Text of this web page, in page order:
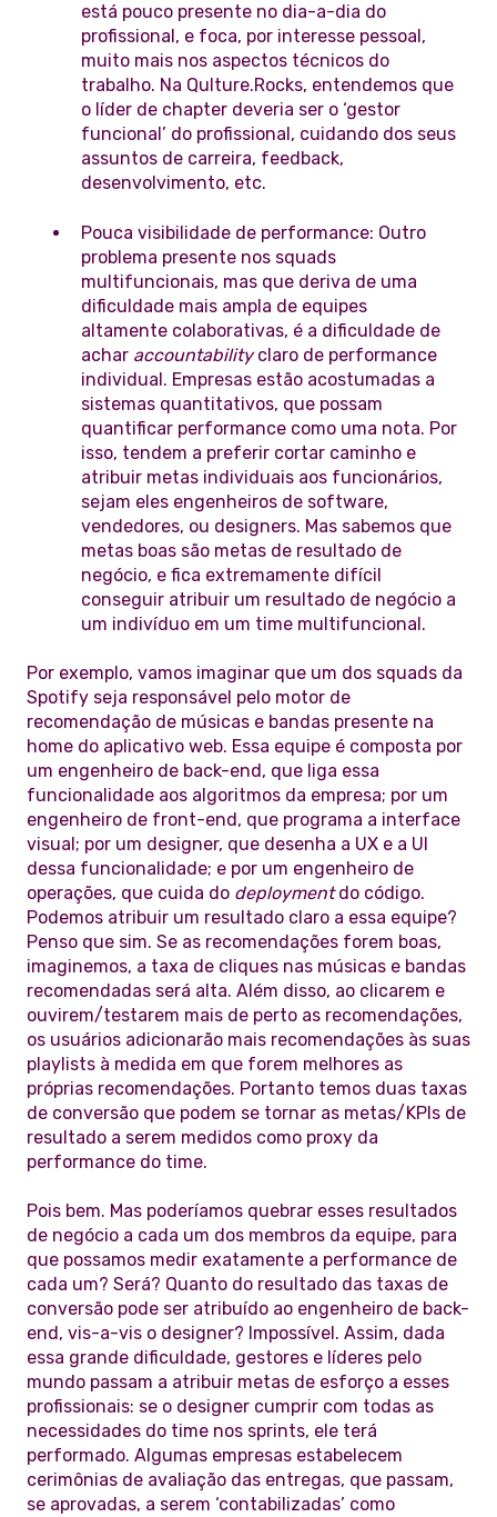
está pouco presente no dia-a-dia do
profissional, e foca, por interesse pessoal,
muito mais nos aspectos técnicos do
trabalho. Na Qulture.Rocks, entendemos que
o líder de chapter deveria ser o ‘gestor
funcional’ do profissional, cuidando dos seus
assuntos de carreira, feedback,
desenvolvimento, etc.
Pouca visibilidade de performance: Outro
problema presente nos squads
multifuncionais, mas que deriva de uma
dificuldade mais ampla de equipes
altamente colaborativas, é a dificuldade de
achar accountabilityclaro de performance
individual. Empresas estão acostumadas a
sistemas quantitativos, que possam
quantificar performance como uma nota. Por
isso, tendem a preferir cortar caminho e
atribuir metas individuais aos funcionários,
sejam eles engenheiros de software,
vendedores, ou designers. Mas sabemos que
metas boas são metas de resultado de
negócio, e fica extremamente difícil
conseguir atribuir um resultado de negócio a
um indivíduo em um time multifuncional.
Por exemplo, vamos imaginar que um dos squads da
Spotify seja responsável pelo motor de
recomendação de músicas e bandas presente na
home do aplicativo web. Essa equipe é composta por
um engenheiro de back-end, que liga essa
funcionalidade aos algoritmos da empresa; por um
engenheiro de front-end, que programa a interface
visual; por um designer, que desenha a UX e a UI
dessa funcionalidade; e por um engenheiro de
operações, que cuida do deploymentdo código.
Podemos atribuir um resultado claro a essa equipe?
Penso que sim. Se as recomendações forem boas,
imaginemos, a taxa de cliques nas músicas e bandas
recomendadas será alta. Além disso, ao clicarem e
ouvirem/testarem mais de perto as recomendações,
os usuários adicionarão mais recomendações às suas
playlists à medida em que forem melhores as
próprias recomendações. Portanto temos duas taxas
de conversão que podem se tornar as metas/KPIs de
resultado a serem medidos como proxy da
performance do time.
Pois bem. Mas poderíamos quebrar esses resultados
de negócio a cada um dos membros da equipe, para
que possamos medir exatamente a performance de
cada um? Será? Quanto do resultado das taxas de
conversão pode ser atribuído ao engenheiro de back-
end, vis-a-vis o designer? Impossível. Assim, dada
essa grande dificuldade, gestores e líderes pelo
mundo passam a atribuir metas de esforço a esses
profissionais: se o designer cumprir com todas as
necessidades do time nos sprints, ele terá
performado. Algumas empresas estabelecem
cerimônias de avaliação das entregas, que passam,
se aprovadas, a serem ‘contabilizadas’ como